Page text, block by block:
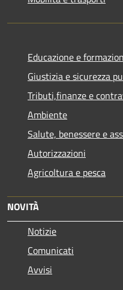
Educazione e
Giustizia e sicurezza
Tributi,finanze e
Ambiente
Salute, benessere e
Autorizzazioni
Agricoltura e pesca
NOVITÀ
Notizie
Comunicati
Avvisi